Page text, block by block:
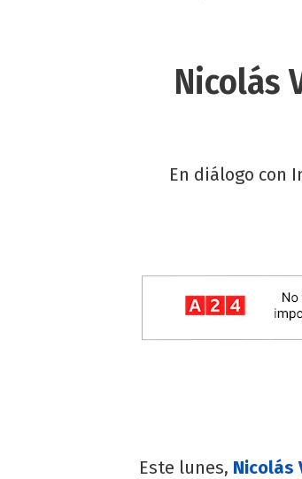
Nicolás
En diálogo con
Este lunes, Nicolás